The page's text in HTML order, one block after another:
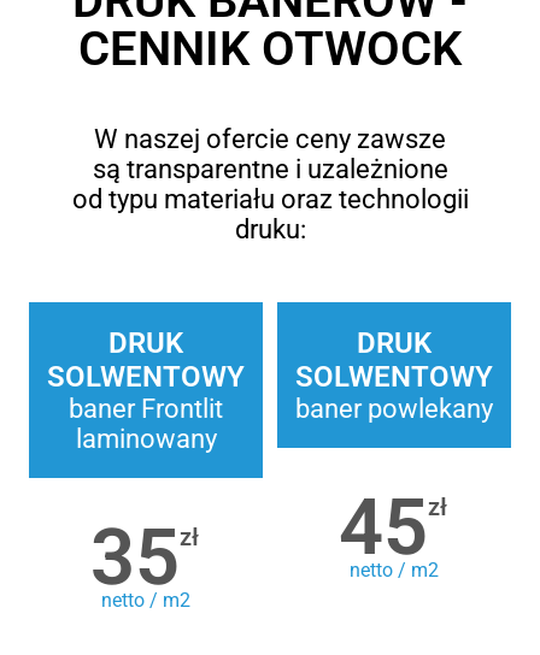
CENNIK OTWOCK
W naszej ofercie ceny zawsze
są transparentne i uzależnione
od typu materiału oraz technologii
druku:
DRUK
SOLWENTOWY
baner Frontlit
laminowany
35zł
netto / m2
DRUK
SOLWENTOWY
baner powlekany
45zł
netto / m2